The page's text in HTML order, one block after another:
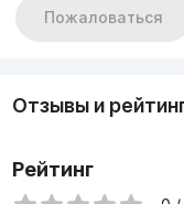
Пожаловаться
Отзывы и
Рейтинг